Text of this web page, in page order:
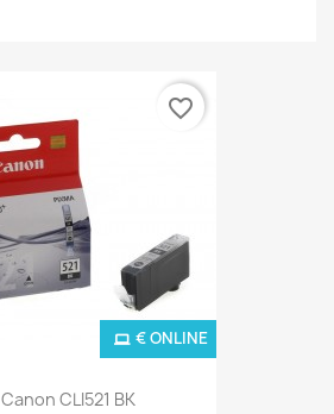
Canon CLI521 BK
€ ONLINE
favorite_border